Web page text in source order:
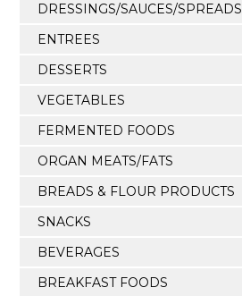
DRESSINGS/SAUCES/SPREADS
ENTREES
DESSERTS
VEGETABLES
FERMENTED FOODS
ORGAN MEATS/FATS
BREADS & FLOUR PRODUCTS
SNACKS
BEVERAGES
BREAKFAST FOODS